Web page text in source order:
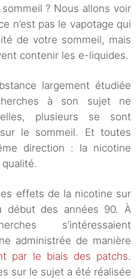
? Nous allons voir
n’est pas le vapotage qui
de votre sommeil, mais
contenir les e-liquides.
largement étudiée
à son sujet ne
plusieurs se sont
le sommeil. Et toutes
direction : la nicotine
effets de la nicotine sur
début des années 90. À
s’intéressaient
administrée de manière
par le biais des patchs.
sur le sujet a été réalisée